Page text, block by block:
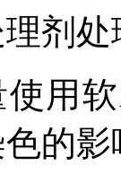
剂处
用
的影